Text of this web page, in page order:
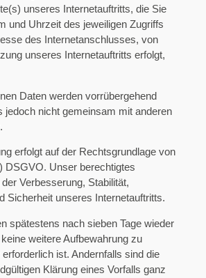
unseres Internetauftritts, die Sie
und Uhrzeit des jeweiligen Zugriffs
des Internetanschlusses, von
unseres Internetauftritts erfolgt,
Daten werden vorrübergehend
jedoch nicht gemeinsam mit anderen
erfolgt auf der Rechtsgrundlage von
DSGVO. Unser berechtigtes
der Verbesserung, Stabilität,
Sicherheit unseres Internetauftritts.
spätestens nach sieben Tage wieder
weitere Aufbewahrung zu
ist. Andernfalls sind die
Klärung eines Vorfalls ganz